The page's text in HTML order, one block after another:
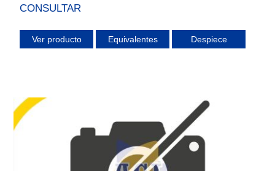
CONSULTAR
Ver producto Equivalentes Despiece